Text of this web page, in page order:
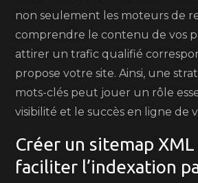
non seulement les moteurs de
comprendre le contenu de vos
attirer un trafic qualifié
propose votre site. Ainsi, une
mots-clés peut jouer un rôle
visibilité et le succès en ligne de
Créer un sitemap
faciliter l’indexation